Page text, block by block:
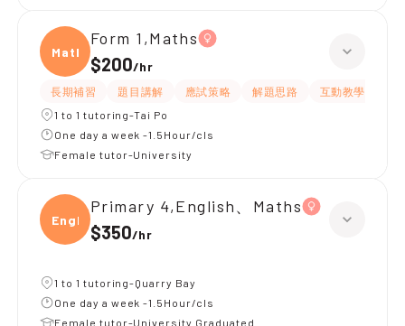
Maths
Form 1,Maths
$200/hr
長期補習 題目講解 應試策略 解題思路 互動教學
1 to 1 tutoring-Tai Po
One day a week -1.5Hour/cls
Female tutor-University
Engli
Primary 4,English、Maths
$350/hr
1 to 1 tutoring-Quarry Bay
One day a week -1.5Hour/cls
Female tutor-University Graduated